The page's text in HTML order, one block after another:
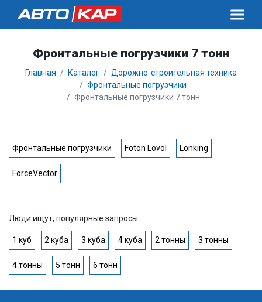
Фронтальные погрузчики 7 тонн
Главная Каталог
Дорожно-строительная техника
Фронтальные погрузчики
Фронтальные погрузчики 7 тонн
Фронтальные погрузчики Foton Lovol Lonking
ForceVector
Люди ищут, популярные запросы
1 куб 2 куба 3 куба 4 куба 2 тонны 3 тонны
4 тонны 5 тонн 6 тонн